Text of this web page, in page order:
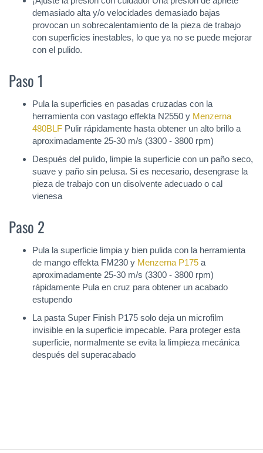
demasiado alta y/o velocidades demasiado bajas
provocan un sobrecalentamiento de la pieza de trabajo
con superficies inestables, lo que ya no se puede mejorar
con el pulido.
Paso 1
Pula la superficies en pasadas cruzadas con la
herramienta con vastago effekta N2550 y Menzerna
480BLF Pulir rápidamente hasta obtener un alto brillo a
aproximadamente 25-30 m/s (3300 - 3800 rpm)
Después del pulido, limpie la superficie con un paño seco,
suave y paño sin pelusa. Si es necesario, desengrase la
pieza de trabajo con un disolvente adecuado o cal
vienesa
Paso 2
Pula la superficie limpia y bien pulida con la herramienta
de mango effekta FM230 y Menzerna P175 a
aproximadamente 25-30 m/s (3300 - 3800 rpm)
rápidamente Pula en cruz para obtener un acabado
estupendo
La pasta Super Finish P175 solo deja un microfilm
invisible en la superficie impecable. Para proteger esta
superficie, normalmente se evita la limpieza mecánica
después del superacabado